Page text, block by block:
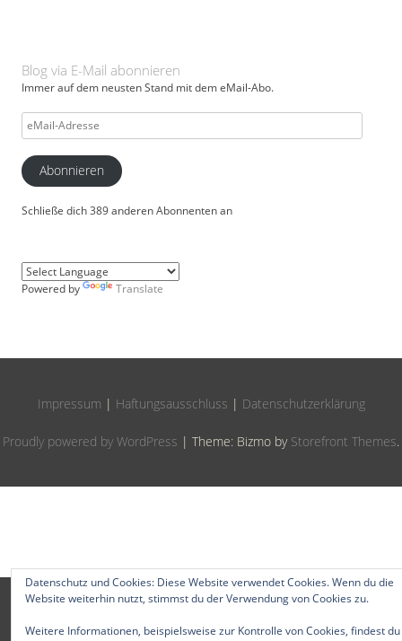
Blog via E-Mail abonnieren
Immer auf dem neusten Stand mit dem eMail-Abo.
eMail-
Adresse
Abonnieren
Schließe dich 389 anderen Abonnenten an
Powered by Translate
Impressum | Haftungsausschluss | Datenschutzerklärung
Proudly powered by WordPress | Theme: Bizmo by Storefront Themes.
Datenschutz und Cookies: Diese Website verwendet Cookies. Wenn du die
Website weiterhin nutzt, stimmst du der Verwendung von Cookies zu.
Weitere Informationen, beispielsweise zur Kontrolle von Cookies, findest du